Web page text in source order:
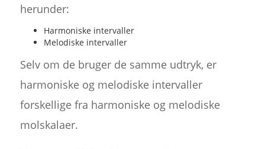
herunder:
Harmoniske intervaller
Melodiske intervaller
Selv om de bruger de samme udtryk, er
harmoniske og melodiske intervaller
forskellige fra harmoniske og melodiske
molskalaer.